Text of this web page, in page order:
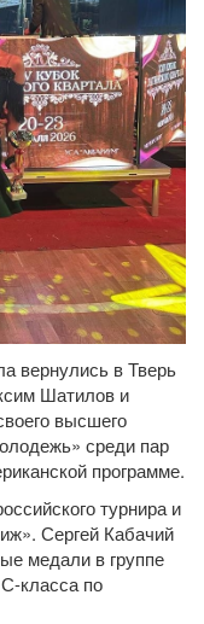
вернулись в Тверь
Шатилов и
высшего
среди пар
программе.
турнира и
Сергей Кабачий
медали в группе
класса по